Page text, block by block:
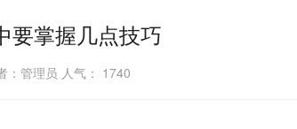
要掌握几点技巧
管理员 人气： 1740